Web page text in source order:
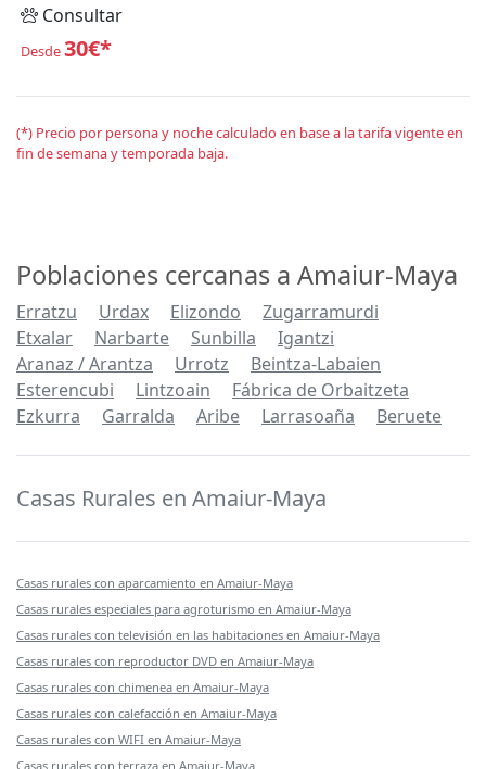
Consultar
Desde30€*
(*) Precio por persona y noche calculado en base a la tarifa vigente en
fin de semana y temporada baja.
Poblaciones cercanas a Amaiur-Maya
Erratzu Urdax Elizondo
Zugarramurdi
Etxalar
Narbarte Sunbilla
Igantzi
Aranaz / Arantza
Urrotz
Beintza-Labaien
Esterencubi
Lintzoain
Fábrica de Orbaitzeta
Ezkurra
Garralda Aribe Larrasoaña Beruete
Casas Rurales en Amaiur-Maya
Casas rurales con aparcamiento en Amaiur-Maya
Casas rurales especiales para agroturismo en Amaiur-Maya
Casas rurales con televisión en las habitaciones en Amaiur-Maya
Casas rurales con reproductor DVD en Amaiur-Maya
Casas rurales con chimenea en Amaiur-Maya
Casas rurales con calefacción en Amaiur-Maya
Casas rurales con WIFI en Amaiur-Maya
Casas rurales con terraza en Amaiur-Maya